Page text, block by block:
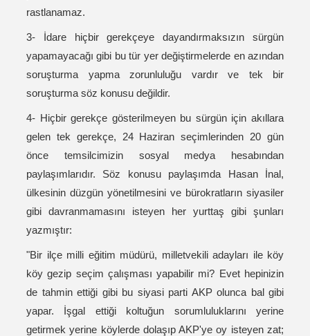
rastlanamaz.
3- İdare hiçbir gerekçeye dayandırmaksızın sürgün
yapamayacağı gibi bu tür yer değiştirmelerde en azından
soruşturma yapma zorunluluğu vardır ve tek bir
soruşturma söz konusu değildir.
4- Hiçbir gerekçe gösterilmeyen bu sürgün için akıllara
gelen tek gerekçe, 24 Haziran seçimlerinden 20 gün
önce temsilcimizin sosyal medya hesabından
paylaşımlarıdır. Söz konusu paylaşımda Hasan İnal,
ülkesinin düzgün yönetilmesini ve bürokratların siyasiler
gibi davranmamasını isteyen her yurttaş gibi şunları
yazmıştır:
"Bir ilçe milli eğitim müdürü, milletvekili adayları ile köy
köy gezip seçim çalışması yapabilir mi? Evet hepinizin
de tahmin ettiği gibi bu siyasi parti AKP olunca bal gibi
yapar. İşgal ettiği koltuğun sorumluluklarını yerine
getirmek yerine köylerde dolaşıp AKP'ye oy isteyen zat;